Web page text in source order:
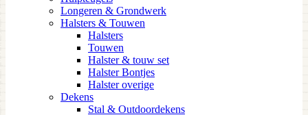
Longeren & Grondwerk
Halsters & Touwen
Halsters
Touwen
Halster & touw set
Halster Bontjes
Halster overige
Dekens
Stal & Outdoordekens